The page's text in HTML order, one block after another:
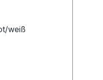
weiß